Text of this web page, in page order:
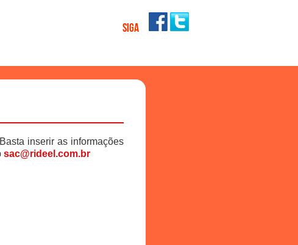
SIGA
inserir as informações
sac@rideel.com.br